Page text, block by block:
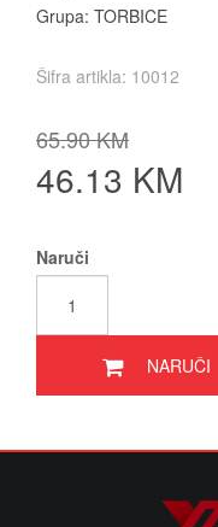
Grupa: TORBICE
Šifra artikla: 10012
65.90 KM
46.13 KM
Naruči
NARUČI